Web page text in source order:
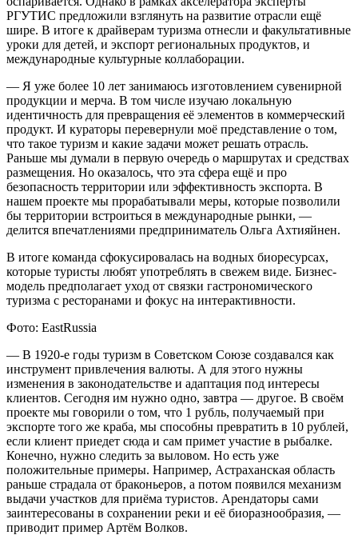
РГУТИС предложили взглянуть на развитие отрасли ещё
шире. В итоге к драйверам туризма отнесли и факультативные
уроки для детей, и экспорт региональных продуктов, и
международные культурные коллаборации.
— Я уже более 10 лет занимаюсь изготовлением сувенирной
продукции и мерча. В том числе изучаю локальную
идентичность для превращения её элементов в коммерческий
продукт. И кураторы перевернули моё представление о том,
что такое туризм и какие задачи может решать отрасль.
Раньше мы думали в первую очередь о маршрутах и средствах
размещения. Но оказалось, что эта сфера ещё и про
безопасность территории или эффективность экспорта. В
нашем проекте мы прорабатывали меры, которые позволили
бы территории встроиться в международные рынки, —
делится впечатлениями предприниматель Ольга Ахтияйнен.
В итоге команда сфокусировалась на водных биоресурсах,
которые туристы любят употреблять в свежем виде. Бизнес-
модель предполагает уход от связки гастрономического
туризма с ресторанами и фокус на интерактивности.
Фото: EastRussia
— В 1920-е годы туризм в Советском Союзе создавался как
инструмент привлечения валюты. А для этого нужны
изменения в законодательстве и адаптация под интересы
клиентов. Сегодня им нужно одно, завтра — другое. В своём
проекте мы говорили о том, что 1 рубль, получаемый при
экспорте того же краба, мы способны превратить в 10 рублей,
если клиент приедет сюда и сам примет участие в рыбалке.
Конечно, нужно следить за выловом. Но есть уже
положительные примеры. Например, Астраханская область
раньше страдала от браконьеров, а потом появился механизм
выдачи участков для приёма туристов. Арендаторы сами
заинтересованы в сохранении реки и её биоразнообразия, —
приводит пример Артём Волков.